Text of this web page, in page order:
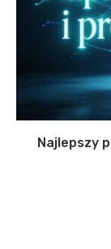
Najlepszy